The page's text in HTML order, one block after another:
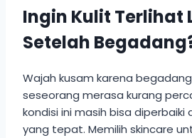
Ingin Kulit Terlihat
Setelah
Wajah kusam karena
seseorang merasa kurang
kondisi ini masih bisa
yang tepat. Memilih skincare